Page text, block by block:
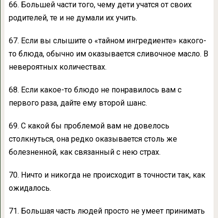
66. Большей части того, чему дети учатся от своих
родителей, те и не думали их учить.
67. Если вы слышите о «тайном ингредиенте» какого-
то блюда, обычно им оказывается сливочное масло. В
невероятных количествах.
68. Если какое-то блюдо не понравилось вам с
первого раза, дайте ему второй шанс.
69. С какой бы проблемой вам не довелось
столкнуться, она редко оказывается столь же
болезненной, как связанный с нею страх.
70. Ничто и никогда не происходит в точности так, как
ожидалось.
71. Большая часть людей просто не умеет принимать